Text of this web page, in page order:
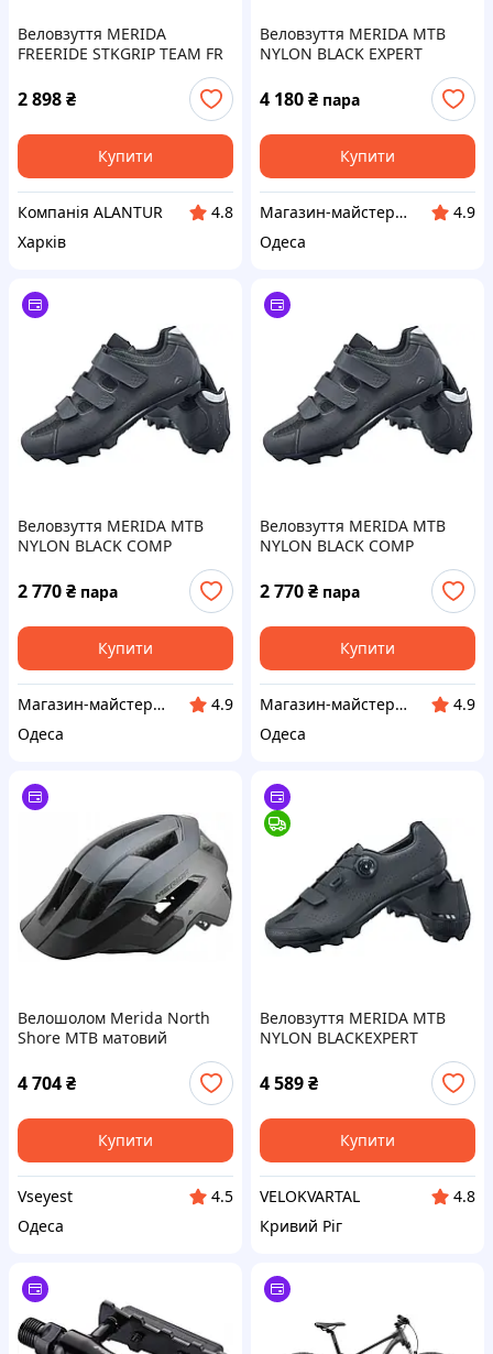
Веловзуття MERIDA
FREERIDE STKGRIP TEAM FR
Чоловіче EU44 для MTB та
крос-к country.
2 898₴
Купити
Компанія ALANTUR
4.8
Харків
Веловзуття MERIDA MTB
NYLON BLACK EXPERT
30.3CM/EU47
4 180₴ пара
Купити
Магазин-майстерня "VeloLux"
4.9
Одеса
Веловзуття MERIDA MTB
NYLON BLACK COMP
31.6CM/EU49
2 770₴ пара
Купити
Магазин-майстерня "VeloLux"
4.9
Одеса
Веловзуття MERIDA MTB
NYLON BLACK COMP
27CM/EU42
2 770₴ пара
Купити
Магазин-майстерня "VeloLux"
4.9
Одеса
Велошолом Merida North
Shore MTB матовий
антрацит/глянець чорний L
4 704₴
Купити
Vseyest
4.5
Одеса
Веловзуття MERIDA MTB
NYLON BLACKEXPERT
24.3CM/EU38
4 589₴
Купити
VELOKVARTAL
4.8
Кривий Ріг